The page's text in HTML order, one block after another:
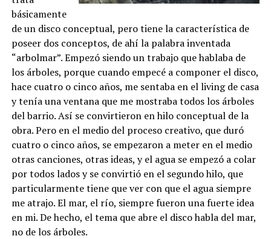
básicamente
de un disco conceptual, pero tiene la característica de
poseer dos conceptos, de ahí la palabra inventada
“arbolmar”. Empezó siendo un trabajo que hablaba de
los árboles, porque cuando empecé a componer el disco,
hace cuatro o cinco años, me sentaba en el living de casa
y tenía una ventana que me mostraba todos los árboles
del barrio. Así se convirtieron en hilo conceptual de la
obra. Pero en el medio del proceso creativo, que duró
cuatro o cinco años, se empezaron a meter en el medio
otras canciones, otras ideas, y el agua se empezó a colar
por todos lados y se convirtió en el segundo hilo, que
particularmente tiene que ver con que el agua siempre
me atrajo. El mar, el río, siempre fueron una fuerte idea
en mi. De hecho, el tema que abre el disco habla del mar,
no de los árboles.